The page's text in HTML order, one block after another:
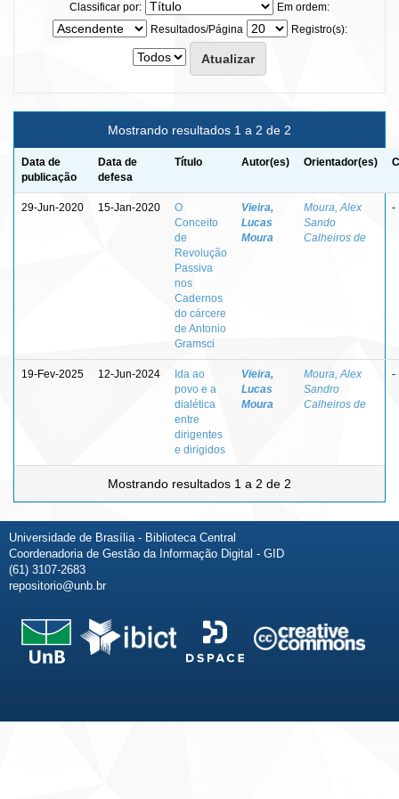
Classificar por:
Em ordem:
Resultados/Página
Registro(s):
Mostrando resultados 1 a 2 de 2
Data de
publicação
Data de
defesa
Título Autor(es) Orientador(es)
29-Jun-2020 15-Jan-2020
O
Conceito
de
Revolução
Passiva
nos
Cadernos
do cárcere
de Antonio
Gramsci
Vieira,
Lucas
Moura
Moura, Alex
Sando
Calheiros de
-
19-Fev-2025 12-Jun-2024
Ida ao
povo e a
dialética
entre
dirigentes
e dirigidos
Vieira,
Lucas
Moura
Moura, Alex
Sandro
Calheiros de
-
Mostrando resultados 1 a 2 de 2
Universidade de Brasília - Biblioteca Central
Coordenadoria de Gestão da Informação Digital - GID
(61) 3107-2683
repositorio@unb.br